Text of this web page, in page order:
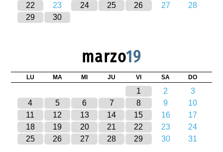
22
23 24 25 26 27
28
29
30
marzo19
LU MA MI JU VI SA DO
1 2
3
4
5 6 7 8 9
10
11
12 13 14 15 16
17
18
19 20 21 22 23
24
25
26 27 28 29 30 31